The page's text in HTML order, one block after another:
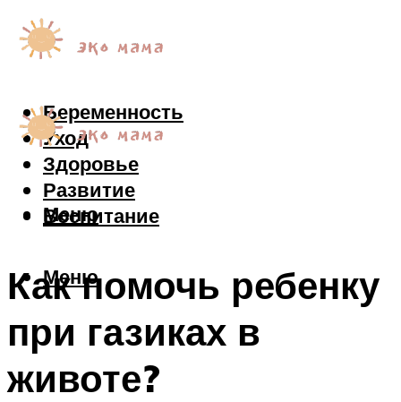
Беременность
Уход
Здоровье
Развитие
Воспитание
Меню
Меню
Как помочь ребенку
при газиках в
животе?